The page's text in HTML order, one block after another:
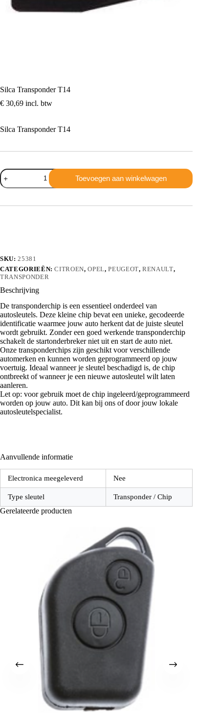
Silca Transponder T14
€ 30,69 incl. btw
Silca Transponder T14
Silca
Transponder
T14
Toevoegen aan winkelwagen
SKU:25381
CATEGORIEËN:CITROEN,OPEL,PEUGEOT,RENAULT,
TRANSPONDER
Beschrijving
De transponderchip is een essentieel onderdeel van
autosleutels. Deze kleine chip bevat een unieke, gecodeerde
identificatie waarmee jouw auto herkent dat de juiste sleutel
wordt gebruikt. Zonder een goed werkende transponderchip
schakelt de startonderbreker niet uit en start de auto niet.
Onze transponderchips zijn geschikt voor verschillende
automerken en kunnen worden geprogrammeerd op jouw
voertuig. Ideaal wanneer je sleutel beschadigd is, de chip
ontbreekt of wanneer je een nieuwe autosleutel wilt laten
aanleren.
Let op: voor gebruik moet de chip ingeleerd/geprogrammeerd
worden op jouw auto. Dit kan bij ons of door jouw lokale
autosleutelspecialist.
Aanvullende informatie
Electronica meegeleverd Nee
Type sleutel Transponder / Chip
Gerelateerde producten